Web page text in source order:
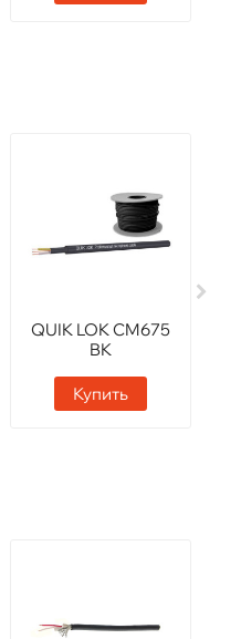
QUIK LOK CM675
BK
Купить